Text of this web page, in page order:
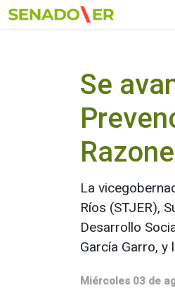
Ir al menú principal
Se
La
Ríos (STJER),
Desarrollo
García Garro, y
Miércoles 03 de